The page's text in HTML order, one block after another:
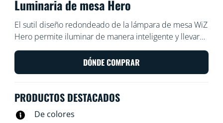
Luminaria de mesa Hero
El sutil diseño redondeado de la lámpara de mesa WiZ
Hero permite iluminar de manera inteligente y llevar
un toque de color a cualquier rincón de tu hogar.
Válete de la aplicación WiZ o tu voz para regular la
intensidad, iluminar o usar los modos de iluminación
DÓNDE COMPRAR
PRODUCTOS DESTACADOS
De colores